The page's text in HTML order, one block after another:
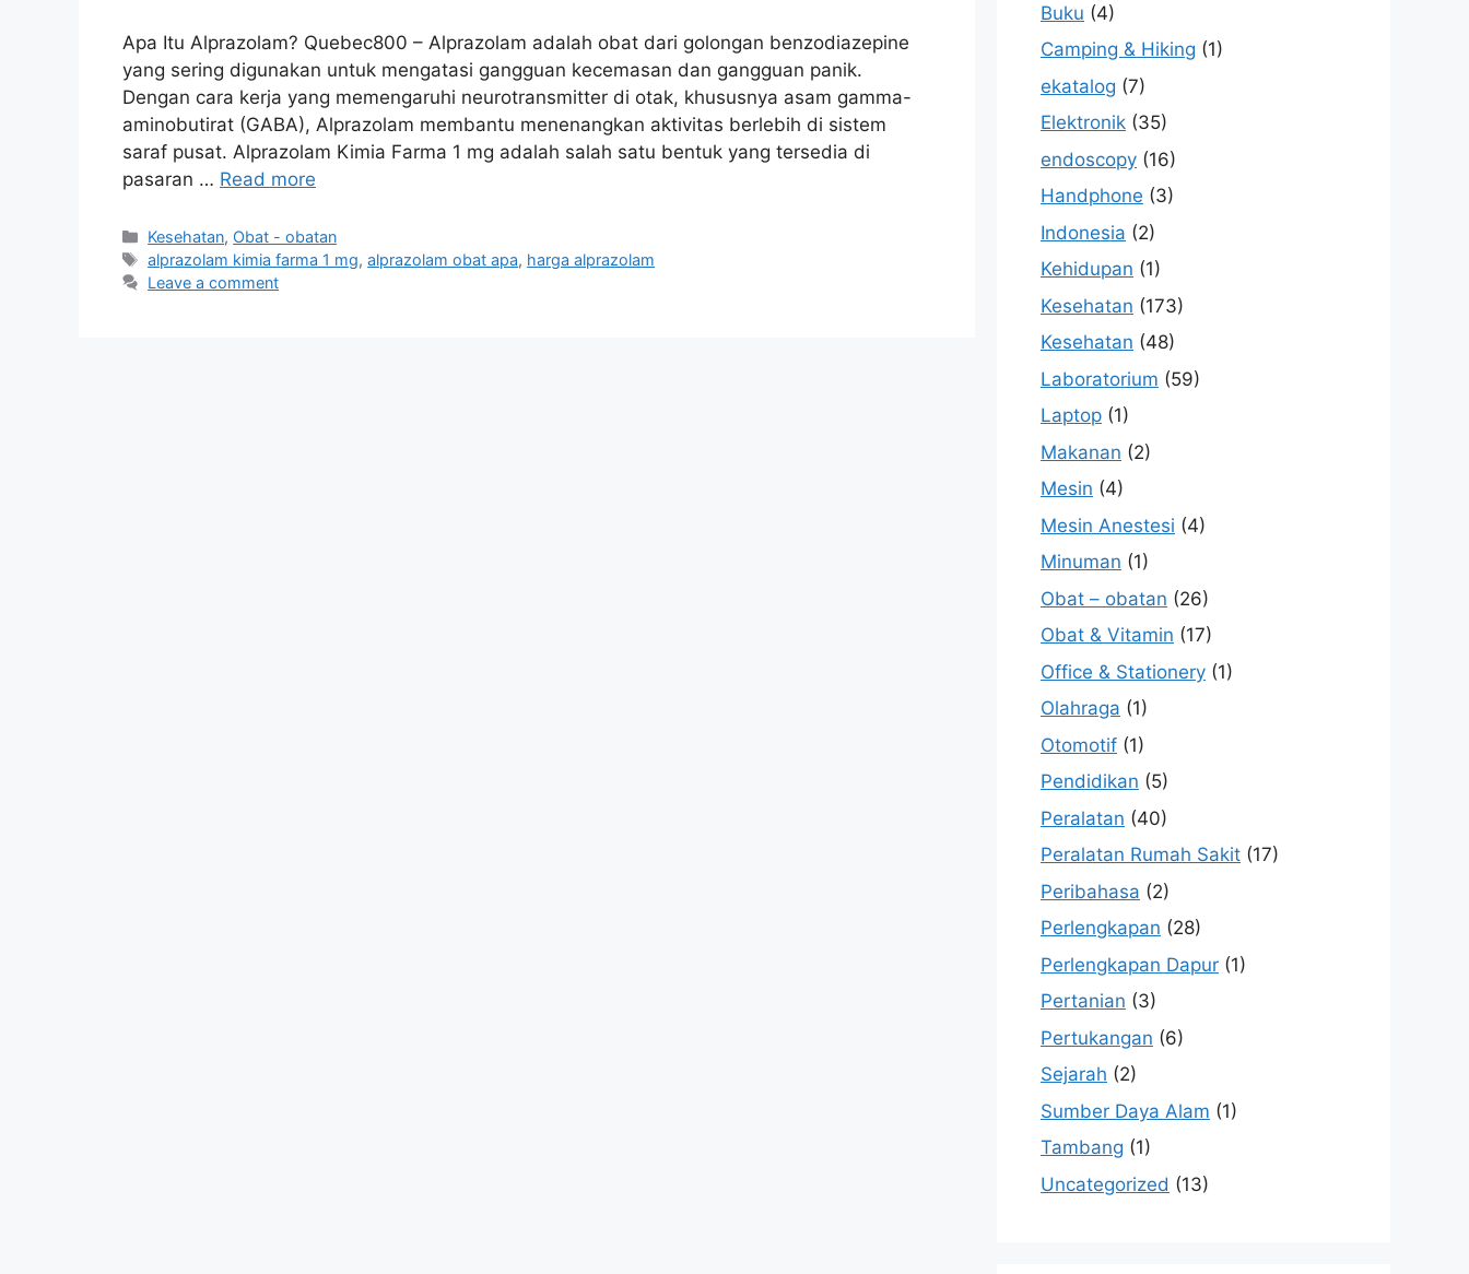
Apa Itu Alprazolam? Quebec800 – Alprazolam adalah obat dari golongan benzodiazepine
yang sering digunakan untuk mengatasi gangguan kecemasan dan gangguan panik.
Dengan cara kerja yang memengaruhi neurotransmitter di otak, khususnya asam gamma-
aminobutirat (GABA), Alprazolam membantu menenangkan aktivitas berlebih di sistem
saraf pusat. Alprazolam Kimia Farma 1 mg adalah salah satu bentuk yang tersedia di
pasaran … Read more
Categories
Kesehatan, Obat - obatan
Tags
alprazolam kimia farma 1 mg,alprazolam obat apa, harga alprazolam
Leave a comment
Buku (4)
Camping & Hiking (1)
ekatalog (7)
Elektronik (35)
endoscopy (16)
Handphone (3)
Indonesia (2)
Kehidupan (1)
Kesehatan (173)
Kesehatan (48)
Laboratorium (59)
Laptop (1)
Makanan (2)
Mesin (4)
Mesin Anestesi (4)
Minuman (1)
Obat – obatan (26)
Obat & Vitamin (17)
Office & Stationery (1)
Olahraga (1)
Otomotif (1)
Pendidikan (5)
Peralatan (40)
Peralatan Rumah Sakit (17)
Peribahasa (2)
Perlengkapan (28)
Perlengkapan Dapur (1)
Pertanian (3)
Pertukangan (6)
Sejarah (2)
Sumber Daya Alam (1)
Tambang (1)
Uncategorized (13)